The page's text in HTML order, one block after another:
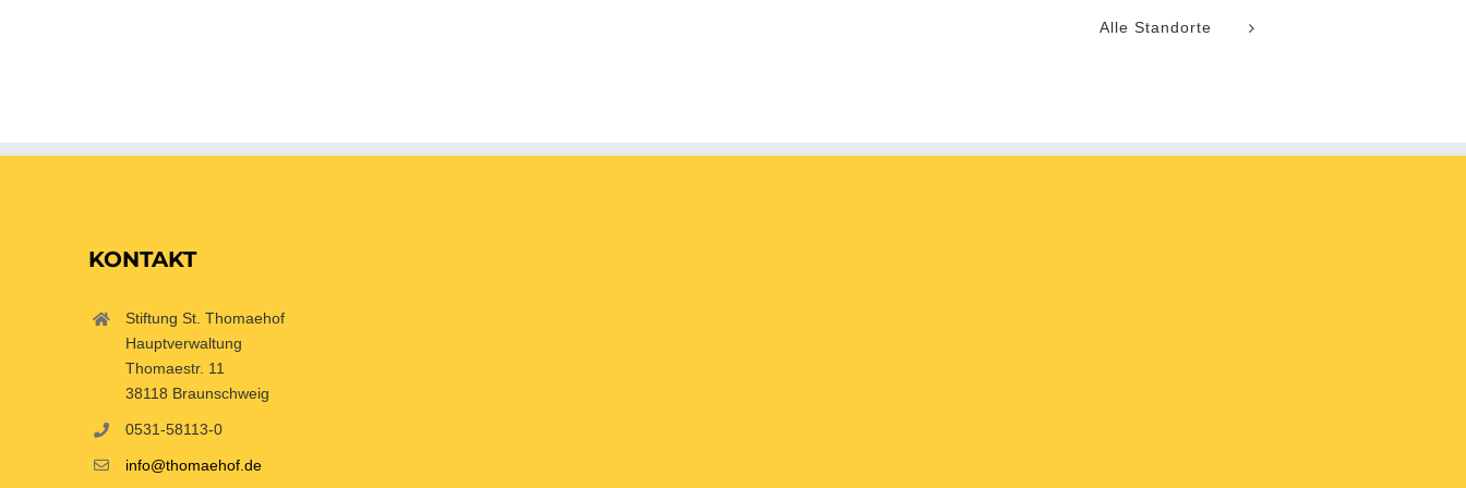
Alle Standorte
KONTAKT
Stiftung St. Thomaehof
Hauptverwaltung
Thomaestr. 11
38118 Braunschweig
0531-58113-0
info@thomaehof.de